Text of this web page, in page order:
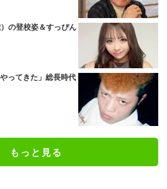
の登校姿＆すっぴん
ってきた」総長時代
もっと見る